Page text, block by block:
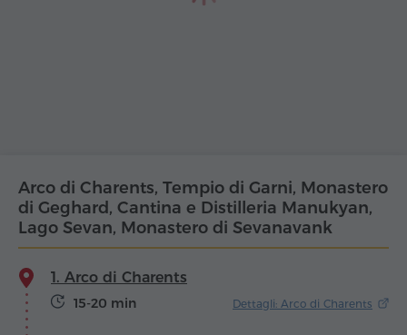
Arco di Charents, Tempio di Garni, Monastero
di Geghard, Cantina e Distilleria Manukyan,
Lago Sevan, Monastero di Sevanavank
1. Arco di Charents
15-20 min Dettagli: Arco di Charents